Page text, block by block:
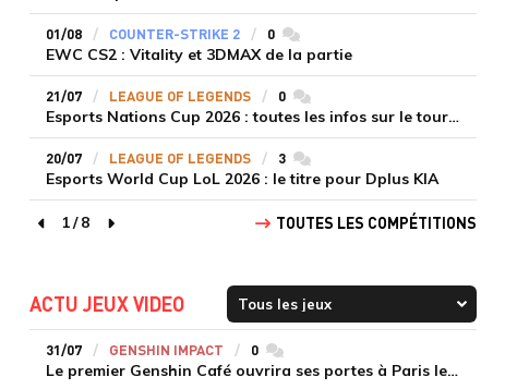
01/08 COUNTER-STRIKE 2 0commentaires
EWC CS2 : Vitality et 3DMAX de la partie
21/07 LEAGUE OF LEGENDS 0commentaires
Esports Nations Cup 2026 : toutes les infos sur le tournoi
20/07 LEAGUE OF LEGENDS 3commentaires
Esports World Cup LoL 2026 : le titre pour Dplus KIA
page précédente
1/8
page suivante
TOUTES LES COMPÉTITIONS
ACTU JEUX VIDEO
31/07 GENSHIN IMPACT 0commentaires
Le premier Genshin Café ouvrira ses portes à Paris le 14 août